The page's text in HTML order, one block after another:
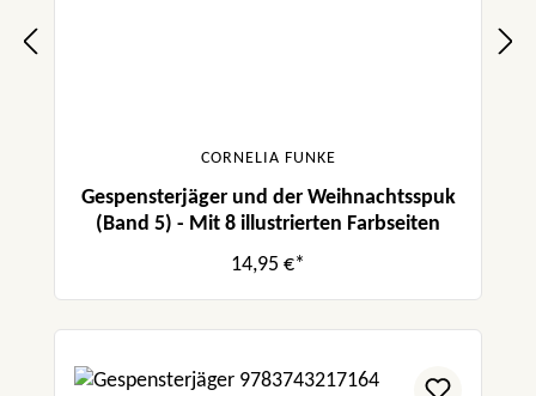
CORNELIA FUNKE
Gespensterjäger und der Weihnachtsspuk
(Band 5) - Mit 8 illustrierten Farbseiten
14,95 €*